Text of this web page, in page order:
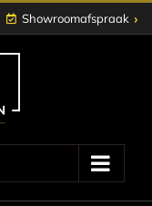
Showroomafspraak ›